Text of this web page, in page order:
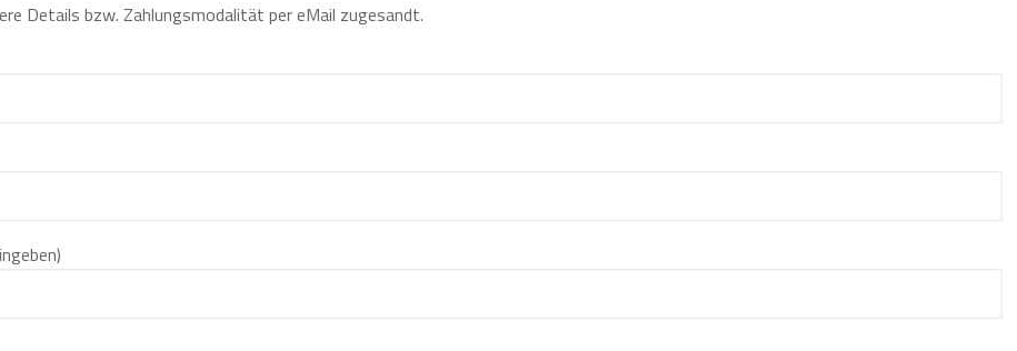
Details bzw. Zahlungsmodalität per eMail zugesandt.